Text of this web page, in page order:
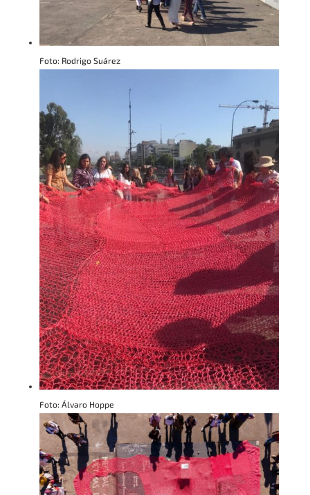
Foto: Rodrigo Suárez
Foto: Álvaro Hoppe